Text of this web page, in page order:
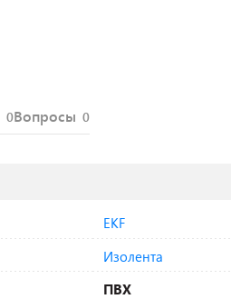
0Вопросы 0
EKF
Изолента
ПВХ